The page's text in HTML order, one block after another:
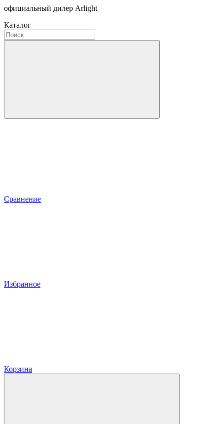
официальный дилер Arlight
Каталог
Сравнение
Избранное
Корзина